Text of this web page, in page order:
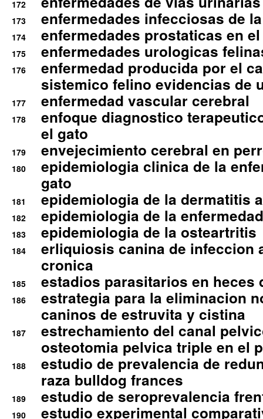
172
173 enfermedades infecciosas de
174 enfermedades prostaticas en
175 enfermedades urologicas
176
enfermedad producida por el
sistemico felino evidencias de
177 enfermedad vascular cerebral
178
enfoque diagnostico
el gato
179 envejecimiento cerebral en
180
epidemiologia clinica de la
gato
181 epidemiologia de la dermatitis
182 epidemiologia de la
183 epidemiologia de la osteartritis
184
erliquiosis canina de infeccion
cronica
185 estadios parasitarios en heces
186
estrategia para la eliminacion
caninos de estruvita y cistina
187
estrechamiento del canal
osteotomia pelvica triple en el
188
estudio de prevalencia de
raza bulldog frances
189 estudio de seroprevalencia
190
estudio experimental